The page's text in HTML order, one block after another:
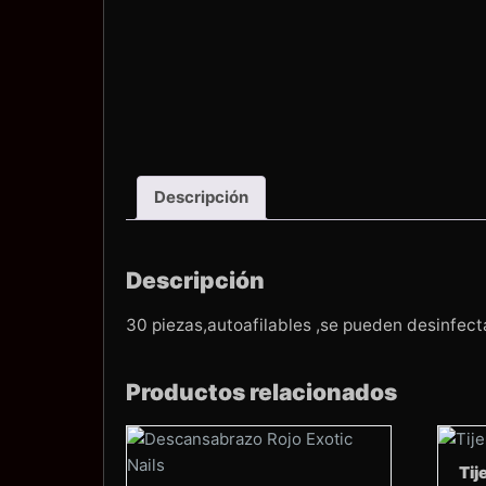
Descripción
Descripción
30 piezas,autoafilables ,se pueden
Productos relacionados